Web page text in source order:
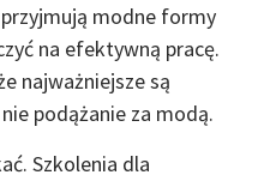
modne formy
na efektywną pracę.
najważniejsze są
podążanie za modą.
Szkolenia dla